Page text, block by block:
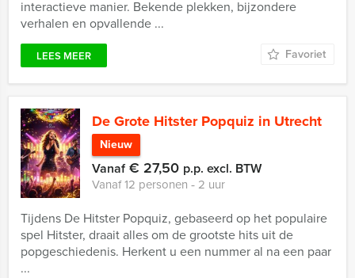
interactieve manier. Bekende plekken, bijzondere
verhalen en opvallende ...
LEES MEER Favoriet
De Grote Hitster Popquiz in Utrecht
Nieuw
Vanaf€ 27,50 p.p. excl. BTW
Vanaf 12 personen ‐ 2 uur
Tijdens De Hitster Popquiz, gebaseerd op het populaire
spel Hitster, draait alles om de grootste hits uit de
popgeschiedenis. Herkent u een nummer al na een paar
...